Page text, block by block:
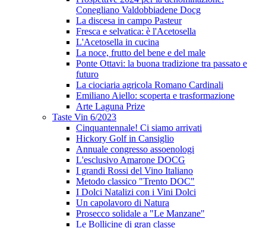
Conegliano Valdobbiadene Docg
La discesa in campo Pasteur
Fresca e selvatica: è l'Acetosella
L'Acetosella in cucina
La noce, frutto del bene e del male
Ponte Ottavi: la buona tradizione tra passato e
futuro
La ciociaria agricola Romano Cardinali
Emiliano Aiello: scoperta e trasformazione
Arte Laguna Prize
Taste Vin 6/2023
Cinquantennale! Ci siamo arrivati
Hickory Golf in Cansiglio
Annuale congresso assoenologi
L'esclusivo Amarone DOCG
I grandi Rossi del Vino Italiano
Metodo classico "Trento DOC"
I Dolci Natalizi con i Vini Dolci
Un capolavoro di Natura
Prosecco solidale a "Le Manzane"
Le Bollicine di gran classe